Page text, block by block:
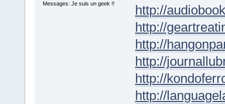
Messages: Je suis un geek !!
http://
http://
http://
http://
http://
http://